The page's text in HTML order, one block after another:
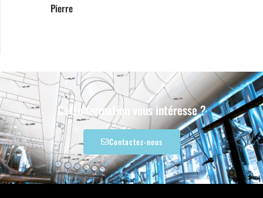
Pierre
Cette formation vous intéresse ?
Contactez-nous